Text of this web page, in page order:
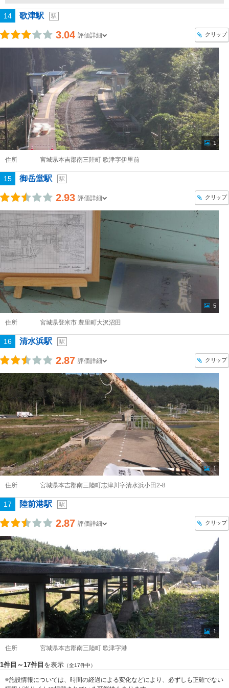
14 歌津駅 駅
3.04 評価詳細 クリップ
1
住所 宮城県本吉郡南三陸町 歌津字伊里前
15 御岳堂駅 駅
2.93 評価詳細 クリップ
5
住所 宮城県登米市 豊里町大沢沼田
16 清水浜駅 駅
2.87 評価詳細 クリップ
1
住所 宮城県本吉郡南三陸町志津川字清水浜小田2-8
17 陸前港駅 駅
2.87 評価詳細 クリップ
1
住所 宮城県本吉郡南三陸町 歌津字港
1件目～17件目 を表示 （全17件中）
※施設情報については、時間の経過による変化などにより、必ずしも正確でない